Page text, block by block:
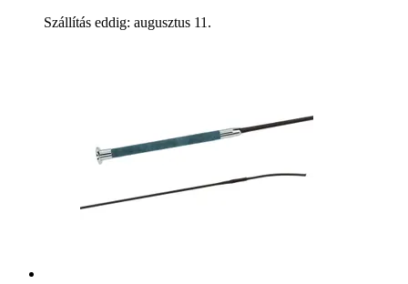
Szállítás eddig: augusztus 11.